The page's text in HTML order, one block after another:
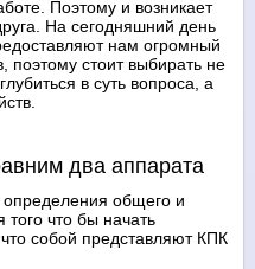
Поэтому и возникает
На сегодняшний день
нам огромный
стоит выбирать не
в суть вопроса, а
два аппарата
определения общего и
того что бы начать
собой представляют КПК